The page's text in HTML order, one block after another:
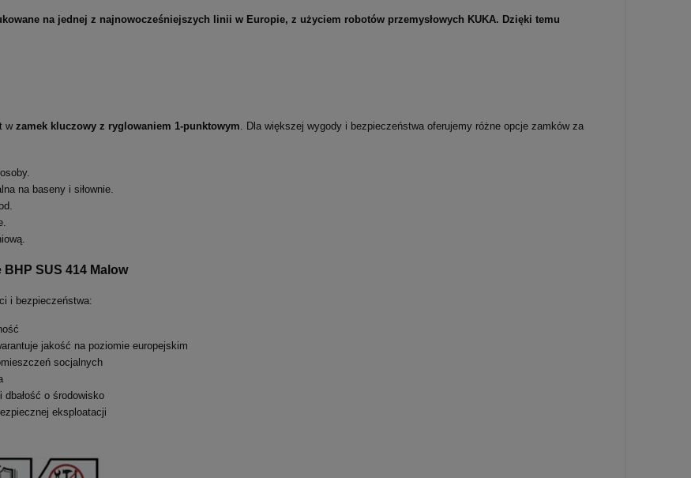
na jednej z najnowocześniejszych linii w Europie, z użyciem robotów przemysłowych KUKA. Dzięki temu
w zamek kluczowy z ryglowaniem 1-punktowym. Dla większej wygody i bezpieczeństwa oferujemy różne opcje zamków za
na baseny i siłownie.
SUS 414 Malow
i bezpieczeństwa:
jakość na poziomie europejskim
socjalnych
o środowisko
eksploatacji